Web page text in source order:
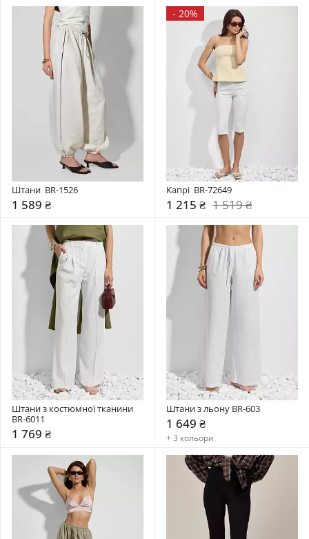
Штани  BR-1526
1 589 ₴
- 20%
Капрі  BR-72649
1 215 ₴ 1 519 ₴
Штани з костюмної тканини
BR-6011
1 769 ₴
Штани з льону BR-603
1 649 ₴
+ 3 кольори